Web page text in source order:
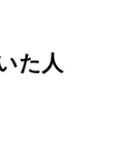
た人